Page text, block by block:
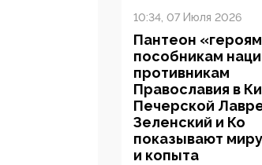
10:34, 07 Июля 2026
Пантеон
пособникам
противникам
Православия в
Печерской
Зеленский и Ко
показывают
и копыта